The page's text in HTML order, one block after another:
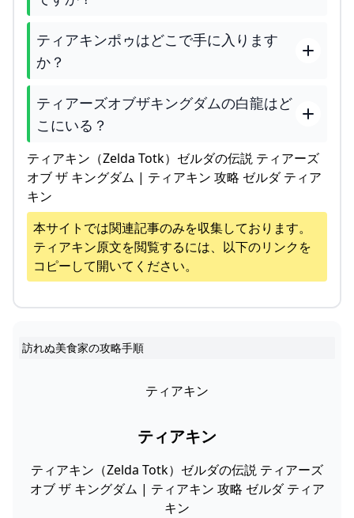
ティアキンポゥはどこで手に入ります
か？
ティアーズオブザキングダムの白龍はど
こにいる？
ティアキン（Zelda Totk）ゼルダの伝説 ティアーズ
オブ ザ キングダム | ティアキン 攻略 ゼルダ ティア
キン
本サイトでは関連記事のみを収集しております。
ティアキン原文を閲覧するには、以下のリンクを
コピーして開いてください。
訪れぬ美食家の攻略手順
ティアキン
ティアキン
ティアキン（Zelda Totk）ゼルダの伝説 ティアーズ
オブ ザ キングダム | ティアキン 攻略 ゼルダ ティア
キン